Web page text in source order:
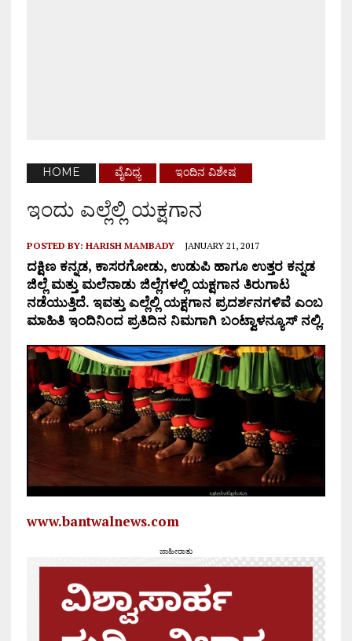
HOME ವೈವಿಧ್ಯ ಇಂದಿನ ವಿಶೇಷ
ಇಂದು ಎಲ್ಲೆಲ್ಲಿ ಯಕ್ಷಗಾನ
POSTED BY: HARISH MAMBADY JANUARY 21, 2017
ದಕ್ಷಿಣ ಕನ್ನಡ, ಕಾಸರಗೋಡು, ಉಡುಪಿ ಹಾಗೂ ಉತ್ತರ ಕನ್ನಡ
ಜಿಲ್ಲೆ ಮತ್ತು ಮಲೆನಾಡು ಜಿಲ್ಲೆಗಳಲ್ಲಿ ಯಕ್ಷಗಾನ ತಿರುಗಾಟ
ನಡೆಯುತ್ತಿದೆ. ಇವತ್ತು ಎಲ್ಲೆಲ್ಲಿ ಯಕ್ಷಗಾನ ಪ್ರದರ್ಶನಗಳಿವೆ ಎಂಬ
ಮಾಹಿತಿ ಇಂದಿನಿಂದ ಪ್ರತಿದಿನ ನಿಮಗಾಗಿ ಬಂಟ್ವಾಳನ್ಯೂಸ್ ನಲ್ಲಿ.
www.bantwalnews.com
ಜಾಹೀರಾತು